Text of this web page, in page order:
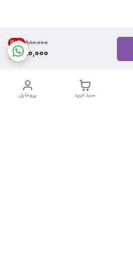
۹۸۰٬۰۰۰ 30%
680,000
پروفایل سبد خرید